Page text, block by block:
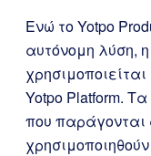
Ενώ το Yotpo
αυτόνομη λύση,
Yotpo Platform.
που παράγονται